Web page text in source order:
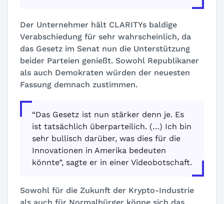
Der Unternehmer hält CLARITYs baldige
Verabschiedung für sehr wahrscheinlich, da
das Gesetz im Senat nun die Unterstützung
beider Parteien genießt. Sowohl Republikaner
als auch Demokraten würden der neuesten
Fassung demnach zustimmen.
“Das Gesetz ist nun stärker denn je. Es
ist tatsächlich überparteilich. (…) Ich bin
sehr bullisch darüber, was dies für die
Innovationen in Amerika bedeuten
könnte”, sagte er in einer Videobotschaft.
Sowohl für die Zukunft der Krypto-Industrie